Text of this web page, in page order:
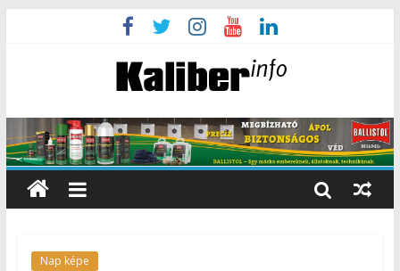
Nap képe